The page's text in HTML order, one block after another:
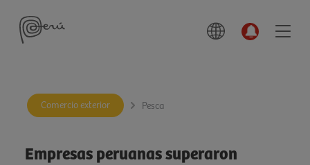
Comercio exterior Pesca
Empresas peruanas superaron